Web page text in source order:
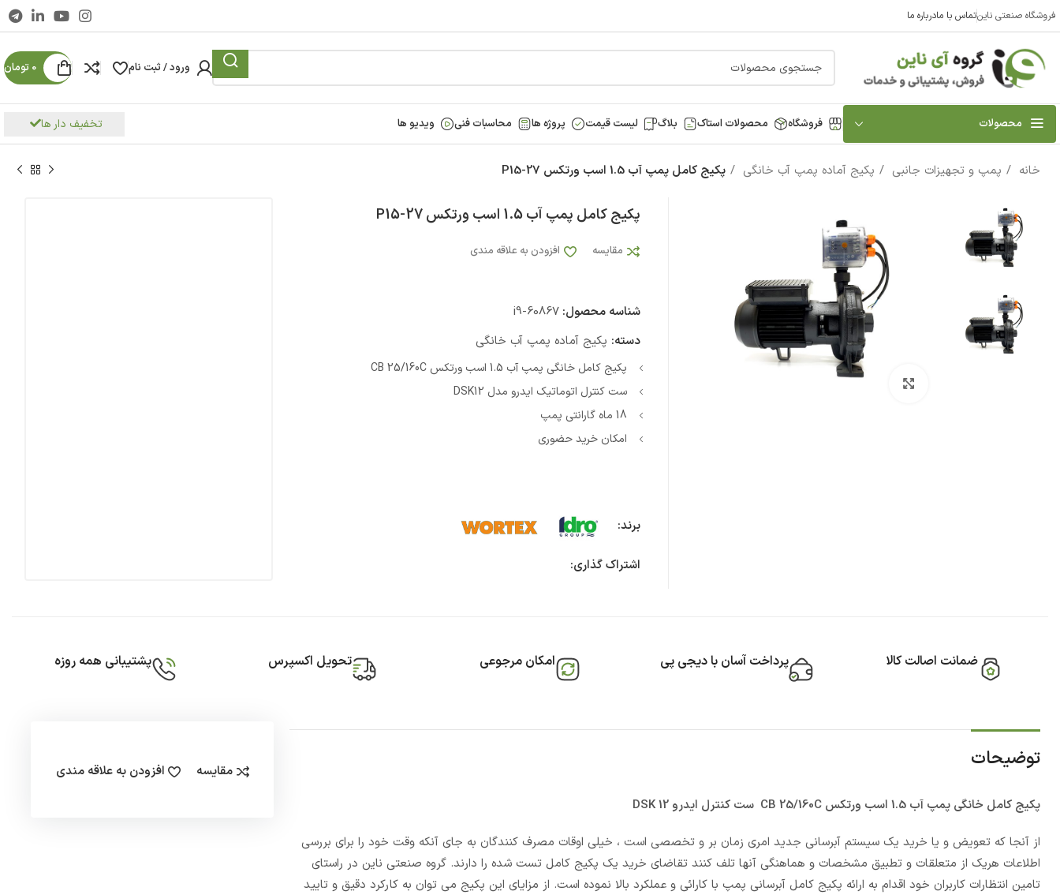
فروشگاه صنعتی ناینتماس با مادرباره ما
ورود / ثبت نام 0 تومان
محصولات فروشگاه محصولات استاک بلاگ لیست قیمت پروژه ها محاسبات فنی ویدیو ها تخفیف دار ها
خانه پمپ و تجهیزات جانبی پکیج آماده پمپ آب خانگی پکیج کامل پمپ آب 1.5 اسب ورتکس P15-27
بزرگنمایی تصویر
پکیج کامل پمپ آب 1.5 اسب ورتکس P15-27
مقایسه افزودن به علاقه مندی
شناسه محصول:i9-60867
دسته: پکیج آماده پمپ آب خانگی
پکیج کامل خانگی پمپ آب 1.5 اسب ورتکس CB 25/160C
ست کنترل اتوماتیک ایدرو مدل DSK12
18 ماه گارانتی پمپ
امکان خرید حضوری
برند:
اشتراک گذاری:
ضمانت اصالت کالا پرداخت آسان با دیجی پی امکان مرجوعی تحویل اکسپرس پشتیبانی همه روزه
توضیحات
پکیج کامل خانگی پمپ آب 1.5 اسب ورتکس ست کنترل ایدرو
از آنجا که تعویض و یا خرید یک سیستم آبرسانی جدید امری زمان بر و تخصصی است ، خیلی اوقات مصرف کنندگان به جای آنکه وقت خود را برای بررسی
اطلاعات هریک از متعلقات و تطبیق مشخصات و هماهنگی آنها تلف کنند تقاضای خرید یک پکیج کامل تست شده را دارند. گروه صنعتی ناین در راستای
تامین انتظارات کاربران خود اقدام به ارائه پکیج کامل آبرسانی پمپ با کارائی و عملکرد بالا نموده است. از مزایای این پکیج می توان به کارکرد دقیق و تایید
مقایسه افزودن به علاقه مندی